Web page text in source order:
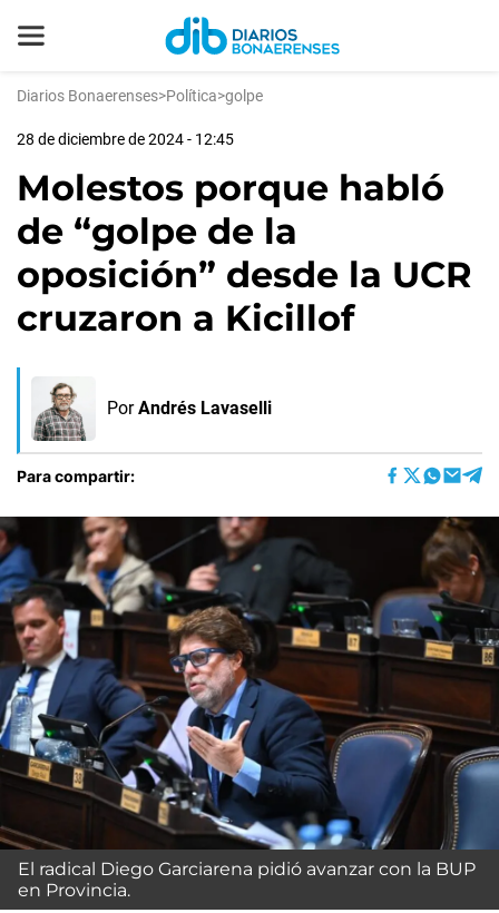
Diarios Bonaerenses>Política>golpe
28 de diciembre de 2024 - 12:45
Molestos porque habló
de “golpe de la
oposición” desde la UCR
cruzaron a Kicillof
Por Andrés Lavaselli
Para compartir:
El radical Diego Garciarena pidió avanzar con la BUP
en Provincia.